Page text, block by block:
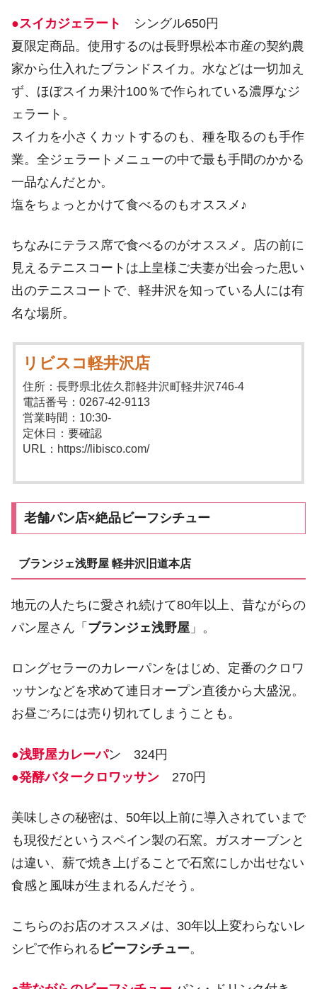
●スイカジェラート
シングル650円
夏限定商品。使用するのは長野県松本市産の契約農
家から仕入れたブランドスイカ。水などは一切加え
ず、ほぼスイカ果汁100％で作られている濃厚なジ
ェラート。
スイカを小さくカットするのも、種を取るのも手作
業。全ジェラートメニューの中で最も手間のかかる
一品なんだとか。
塩をちょっとかけて食べるのもオススメ♪
ちなみにテラス席で食べるのがオススメ。店の前に
見えるテニスコートは上皇様ご夫妻が出会った思い
出のテニスコートで、軽井沢を知っている人には有
名な場所。
リビスコ軽井沢店
住所：長野県北佐久郡軽井沢町軽井沢746-4
電話番号：0267-42-9113
営業時間：10:30-
定休日：要確認
URL：https://libisco.com/
老舗パン店×絶品ビーフシチュー
ブランジェ浅野屋 軽井沢旧道本店
地元の人たちに愛され続けて80年以上、昔ながらの
パン屋さん「 ブランジェ浅野屋 」。
ロングセラーのカレーパンをはじめ、定番のクロワ
ッサンなどを求めて連日オープン直後から大盛況。
お昼ごろには売り切れてしまうことも。
●浅野屋カレーパン 324円
●発酵バタークロワッサン 270円
美味しさの秘密は、50年以上前に導入されていまで
も現役だというスペイン製の石窯。ガスオーブンと
は違い、薪で焼き上げることで石窯にしか出せない
食感と風味が生まれるんだそう。
こちらのお店のオススメは、30年以上変わらないレ
シピで作られる ビーフシチュー。